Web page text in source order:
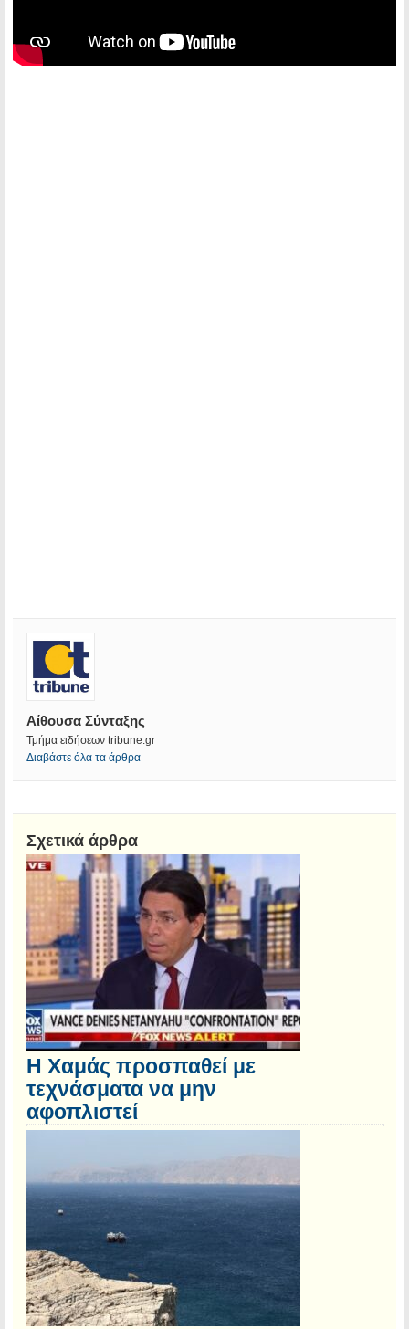
Αίθουσα Σύνταξης
Τμήμα ειδήσεων tribune.gr
Διαβάστε όλα τα άρθρα
Σχετικά άρθρα
Η Χαμάς προσπαθεί με
τεχνάσματα να μην
αφοπλιστεί